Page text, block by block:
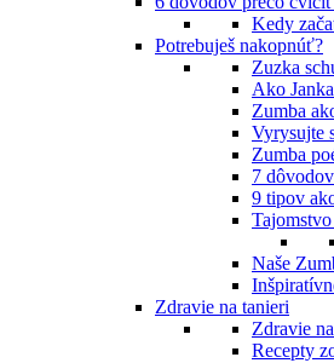
Kedy
Potrebuješ nakopnúť?
Zuzka
Ako
Zumba
Vyrysujte
Zumba
7
9 tipov
Naše
Zdravie na tanieri
Zdravie
Recepty